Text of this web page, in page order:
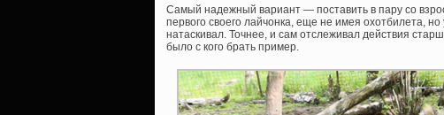
Самый надежный вариант — поставить в пару со
первого своего лайчонка, еще не имея охотбилета,
натаскивал. Точнее, и сам отслеживал действия
было с кого брать пример.